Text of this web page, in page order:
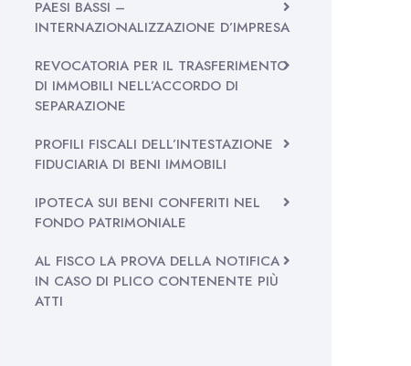
PAESI BASSI –
INTERNAZIONALIZZAZIONE D’IMPRESA
REVOCATORIA PER IL TRASFERIMENTO
DI IMMOBILI NELL’ACCORDO DI
SEPARAZIONE
PROFILI FISCALI DELL’INTESTAZIONE
FIDUCIARIA DI BENI IMMOBILI
IPOTECA SUI BENI CONFERITI NEL
FONDO PATRIMONIALE
AL FISCO LA PROVA DELLA NOTIFICA
IN CASO DI PLICO CONTENENTE PIÙ
ATTI